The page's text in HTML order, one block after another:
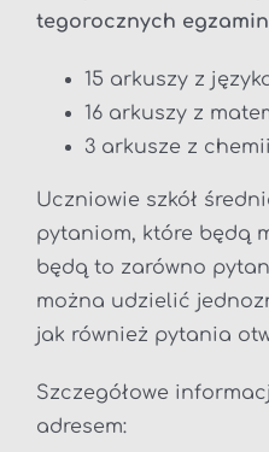
tegorocznych
15 arkuszy z
16 arkuszy z
3 arkusze z
Uczniowie szkół
pytaniom, które będą
będą to zarówno
można udzielić
jak również pytania
Szczegółowe
adresem: